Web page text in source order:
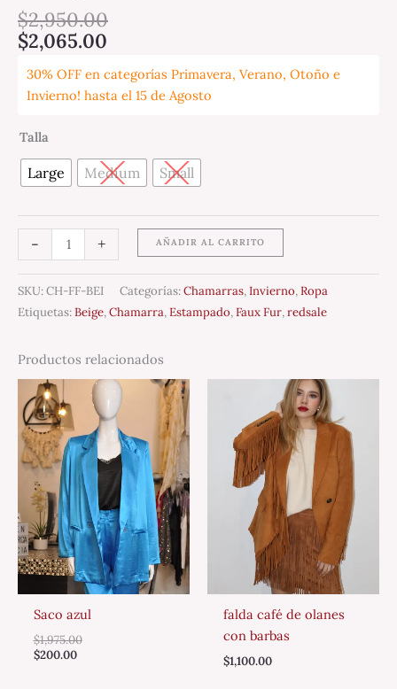
$2,950.00
$2,065.00
30% OFF en categorías Primavera, Verano, Otoño e
Invierno! hasta el 15 de Agosto
Talla
Large Medium Small
- + AÑADIR AL CARRITO
SKU:CH-FF-BEI Categorías:Chamarras,Invierno,Ropa
Etiquetas:Beige,Chamarra,Estampado,Faux Fur,redsale
Productos relacionados
Saco azul
$1,975.00
$200.00
falda café de olanes
con barbas
$1,100.00